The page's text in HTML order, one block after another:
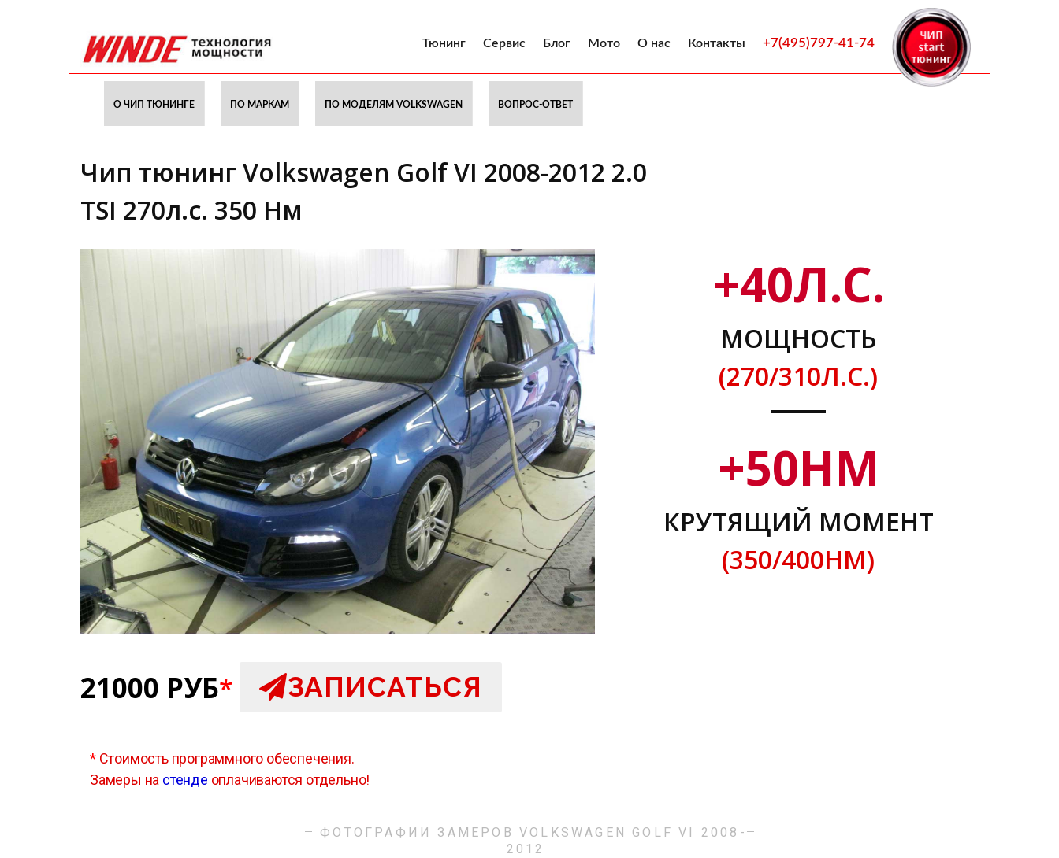
Тюнинг Сервис Блог Мото О нас Контакты +7(495)797-41-74
О ЧИП ТЮНИНГЕ ПО МАРКАМ ПО МОДЕЛЯМ VOLKSWAGEN ВОПРОС-ОТВЕТ
Чип тюнинг Volkswagen Golf VI 2008-2012 2.0
TSI 270л.с. 350 Нм
21000 РУБ* ЗАПИСАТЬСЯ
*Стоимость программного обеспечения.
Замеры на стенде оплачиваются отдельно!
+40Л.С.
МОЩНОСТЬ
(270/310Л.С.)
+50НМ
КРУТЯЩИЙ МОМЕНТ
(350/400НМ)
ФОТОГРАФИИ ЗАМЕРОВ VOLKSWAGEN GOLF VI 2008-
2012